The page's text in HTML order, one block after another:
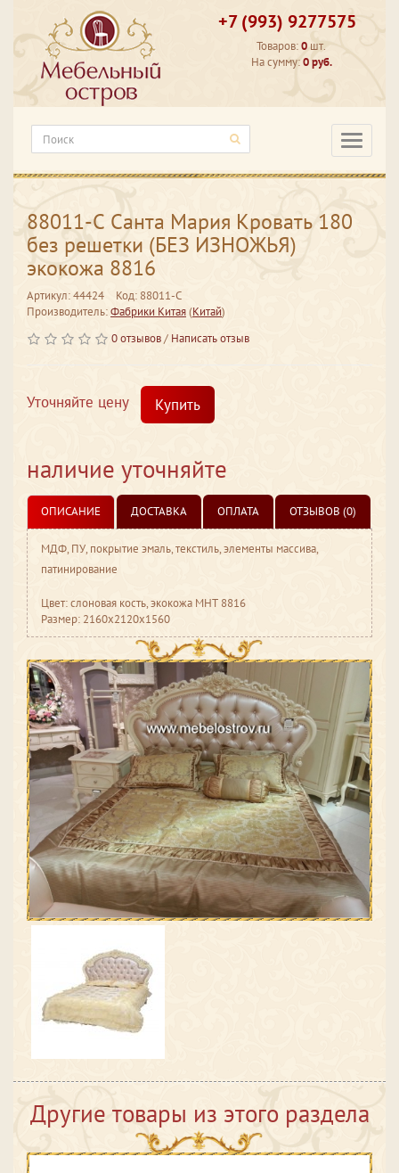
+7 (993) 9277575
Товаров:0 шт.
На сумму:0 руб.
88011-С Санта Мария Кровать 180
без решетки (БЕЗ ИЗНОЖЬЯ)
экокожа 8816
Артикул: 44424
Код: 88011-С
Производитель:Фабрики Китая(Китай)
0 отзывов/ Написать отзыв
Уточняйте цену Купить
наличие уточняйте
ОПИСАНИЕ ДОСТАВКА ОПЛАТА ОТЗЫВОВ (0)
МДФ, ПУ, покрытие эмаль, текстиль, элементы массива,
патинирование
Цвет: слоновая кость, экокожа МНТ 8816
Размер: 2160x2120x1560
Другие товары из этого раздела